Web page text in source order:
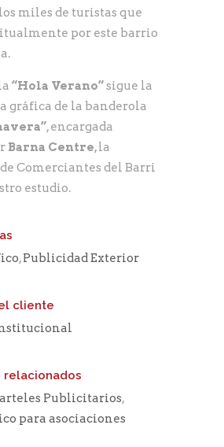
miles de turistas que
por este barrio
“Hola Verano”sigue la
gráfica de la banderola
, encargada
Barna Centre, la
Comerciantes del Barri
estudio.
,Publicidad Exterior
cliente
relacionados
Publicitarios,
para asociaciones